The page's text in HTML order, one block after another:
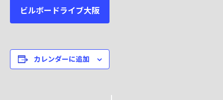
ビルボードライブ大阪
カレンダーに追加